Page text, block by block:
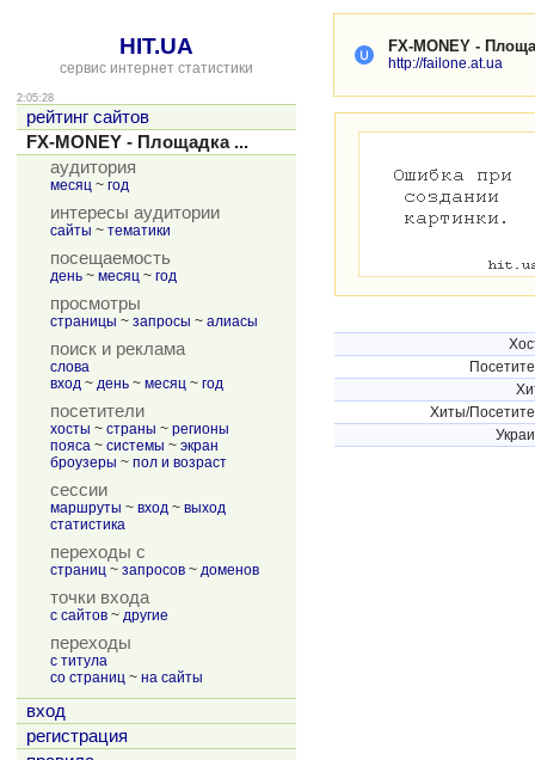
HIT.UA
сервис интернет статистики
2:05:28
рейтинг сайтов
FX-MONEY - Площадка ...
аудитория
месяц ~ год
интересы аудитории
сайты ~ тематики
посещаемость
день ~ месяц ~ год
просмотры
страницы ~ запросы ~ алиасы
поиск и реклама
слова
вход ~ день ~ месяц ~ год
посетители
хосты ~ страны ~ регионы
пояса ~ системы ~ экран
броузеры ~ пол и возраст
сессии
маршруты ~ вход ~ выход
статистика
переходы с
страниц ~ запросов ~ доменов
точки входа
с сайтов ~ другие
переходы
с титула
со страниц ~ на сайты
вход
регистрация
FX-MONEY -
http://failone.at.ua
Хиты/